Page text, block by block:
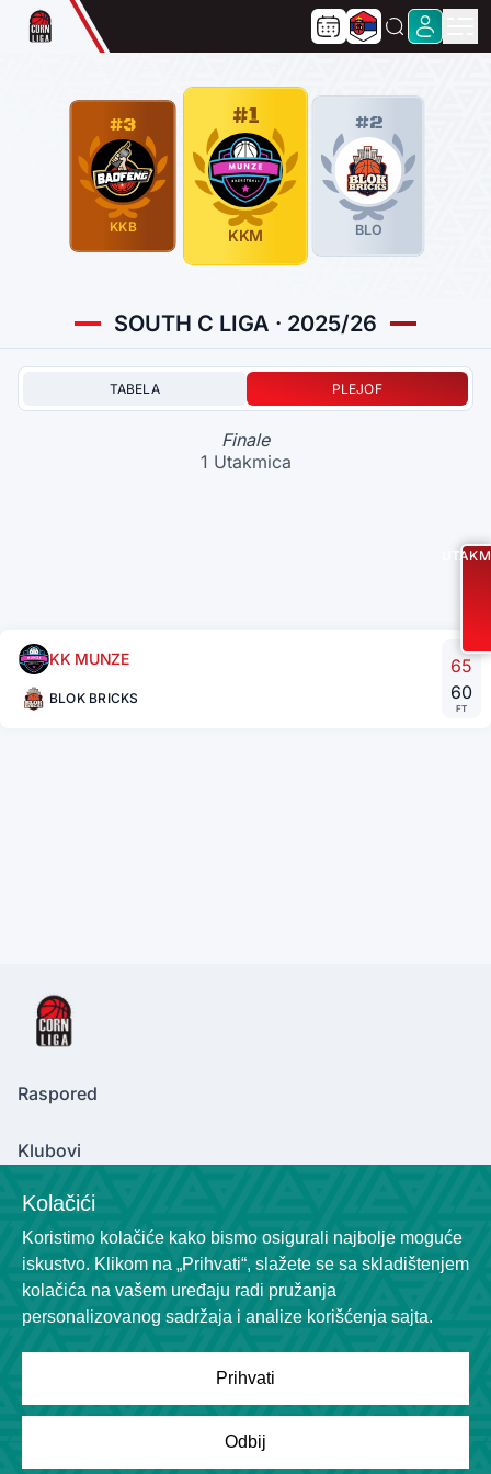
#3
KKB
#1
KKM
#2
BLO
SOUTH C LIGA · 2025/26
TABELA PLEJOF
Finale
1 Utakmica
KK MUNZE
BLOK BRICKS
65
60
FT
Raspored
Klubovi
Contact Us
cornliga@gmail.com
Powered by
League Engine
Tražite rešenje za svoju ligu?
Copyright © League Engine
Kolačići
Koristimo kolačiće kako bismo osigurali najbolje moguće
iskustvo. Klikom na „Prihvati“, slažete se sa skladištenjem
kolačića na vašem uređaju radi pružanja
personalizovanog sadržaja i analize korišćenja sajta.
Prihvati
Odbij